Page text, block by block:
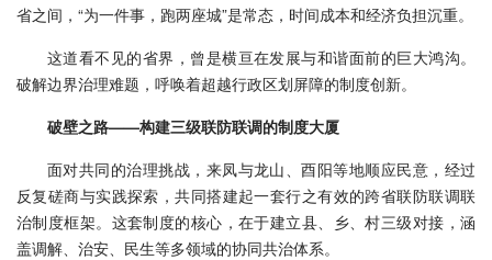
省之间，“为一件事，跑两座城”是常态，时间成本和经济负担沉重。
这道看不见的省界，曾是横亘在发展与和谐面前的巨大鸿沟。
破解边界治理难题，呼唤着超越行政区划屏障的制度创新。
破壁之路——构建三级联防联调的制度大厦
面对共同的治理挑战，来凤与龙山、酉阳等地顺应民意，经过
反复磋商与实践探索，共同搭建起一套行之有效的跨省联防联调联
治制度框架。这套制度的核心，在于建立县、乡、村三级对接，涵
盖调解、治安、民生等多领域的协同共治体系。